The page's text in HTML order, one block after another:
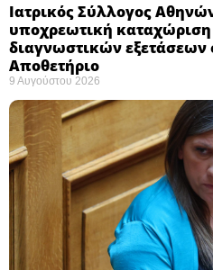
Ιατρικός Σύλλογος
υποχρεωτική
διαγνωστικών
Αποθετήριο ​
9 Αυγούστου 2026